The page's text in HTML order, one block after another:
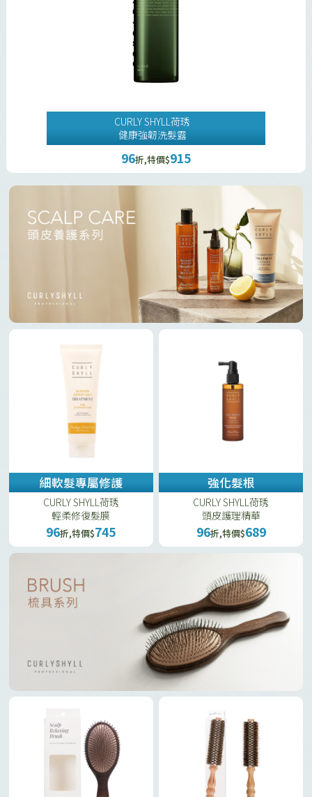
CURLY SHYLL荷琇
健康強韌洗髮露
96折,特價$915
細軟髮專屬修護
CURLY SHYLL荷琇
輕柔修復髮膜
96折,特價$745
強化髮根
CURLY SHYLL荷琇
頭皮護理精華
96折,特價$689